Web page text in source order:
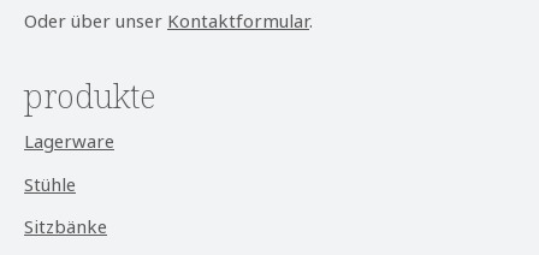
Oder über unser Kontaktformular.
produkte
Lagerware
Stühle
Sitzbänke